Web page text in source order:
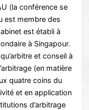
(la conférence se
est membre des
est établi à
à Singapour.
et conseil à
(en matière
quatre coins du
et en application
d’arbitrage